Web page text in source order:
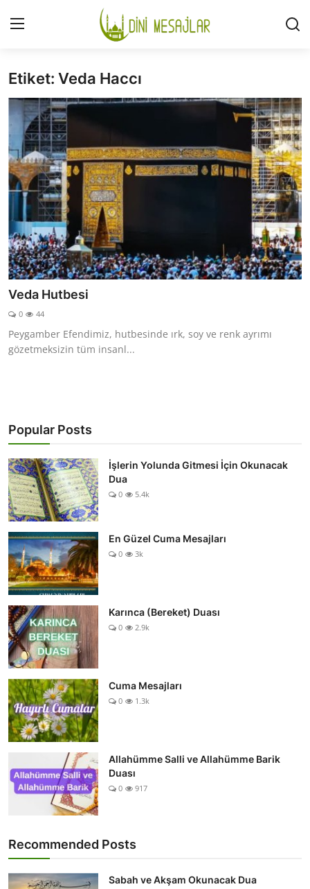
Giriş
İLETİŞİM
GÜNDEM
HAKKIMIZDA
DESTEKLİYORUM
SURELER
NAMAZ
DUALAR
KİMDİR?
KISSADAN HİSSE
DİNİ BİLGİLER
Etiket: Veda Haccı
Veda Hutbesi
0 44
Peygamber Efendimiz, hutbesinde ırk, soy ve renk ayrımı
gözetmeksizin tüm insanl...
Popular Posts
İşlerin Yolunda Gitmesi İçin Okunacak
Dua
0 5.4k
En Güzel Cuma Mesajları
0 3k
Karınca (Bereket) Duası
0 2.9k
Cuma Mesajları
0 1.3k
Allahümme Salli ve Allahümme Barik
Duası
0 917
Recommended Posts
Sabah ve Akşam Okunacak Dua